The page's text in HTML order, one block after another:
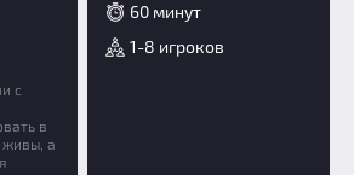
с
в
живы, а
60 минут
1-8 игроков